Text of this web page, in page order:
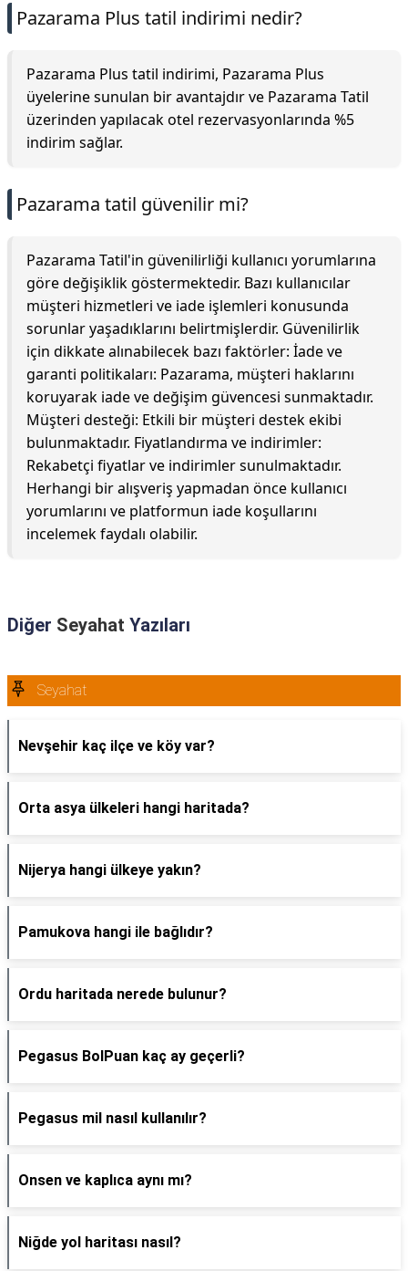
Pazarama Plus tatil indirimi nedir?
Pazarama Plus tatil indirimi, Pazarama Plus
üyelerine sunulan bir avantajdır ve Pazarama Tatil
üzerinden yapılacak otel rezervasyonlarında %5
indirim sağlar.
Pazarama tatil güvenilir mi?
Pazarama Tatil'in güvenilirliği kullanıcı yorumlarına
göre değişiklik göstermektedir. Bazı kullanıcılar
müşteri hizmetleri ve iade işlemleri konusunda
sorunlar yaşadıklarını belirtmişlerdir. Güvenilirlik
için dikkate alınabilecek bazı faktörler: İade ve
garanti politikaları: Pazarama, müşteri haklarını
koruyarak iade ve değişim güvencesi sunmaktadır.
Müşteri desteği: Etkili bir müşteri destek ekibi
bulunmaktadır. Fiyatlandırma ve indirimler:
Rekabetçi fiyatlar ve indirimler sunulmaktadır.
Herhangi bir alışveriş yapmadan önce kullanıcı
yorumlarını ve platformun iade koşullarını
incelemek faydalı olabilir.
Diğer Seyahat Yazıları
Seyahat
Nevşehir kaç ilçe ve köy var?
Orta asya ülkeleri hangi haritada?
Nijerya hangi ülkeye yakın?
Pamukova hangi ile bağlıdır?
Ordu haritada nerede bulunur?
Pegasus BolPuan kaç ay geçerli?
Pegasus mil nasıl kullanılır?
Onsen ve kaplıca aynı mı?
Niğde yol haritası nasıl?